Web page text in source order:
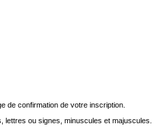
de confirmation de votre inscription.
ou signes, minuscules et majuscules.